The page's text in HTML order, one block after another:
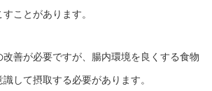
ことがあります。
改善が必要ですが、腸内環境を良くする食物
して摂取する必要があります。